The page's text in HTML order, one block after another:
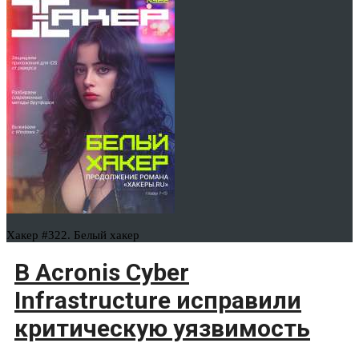
Хакер #322. Белый хакер
В Acronis Cyber
Infrastructure исправили
критическую уязвимость